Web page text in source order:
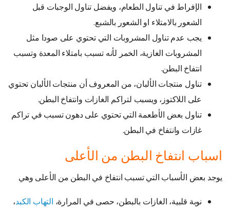
الإفراط في تناول الطعام، ويفضل تناول الوجبات قبل
الشعور بالامتلاء او الشعور بالشبع.
يجب عدم تناول المشروبات التي تحتوي على صودا مثل
المشروبات الغازية، الخمر لأنه تسبب بامتلاء المعدة وتسبب
انتفاخ البطن.
تناول منتجات الألبان، من المعروف أن منتجات الألبان تحتوي
على اللاكتوز، ويسبب لتراكم الغازات وانتفاخ البطن.
تناول بعض الأطعمة التي تحتوي على دهون تسبب في تراكم
غازات وانتفاخ في البطن.
اسباب انتفاخ البطن من الأعلى
يوجد بعض الأسباب التي تسبب انتفاخ في البطن من الأعلى وهي
نوبة قلبية، الغازات بالبطن، حصى في المرارة، التهاب الكبد،